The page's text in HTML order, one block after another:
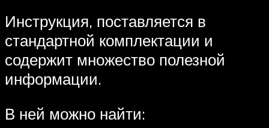
Инструкция, поставляется в
стандартной комплектации и
содержит множество полезной
информации.
В ней можно найти: